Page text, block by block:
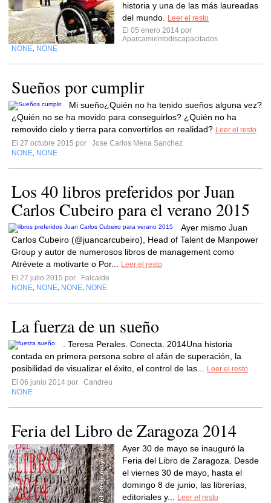
historia y una de las más laureadas
del mundo.
Leer el resto
El 05 enero 2014 por
Aparcamientodiscapacitados
NONE NONE
Sueños por cumplir
Mi sueño¿Quién no ha tenido sueños alguna vez?
¿Quién no se ha movido para conseguirlos? ¿Quién no ha
removido cielo y tierra para convertirlos en realidad? Leer el resto
El 27 octubre 2015 por
Jose Carlos Mena Sanchez
NONE NONE
Los 40 libros preferidos por Juan
Carlos Cubeiro para el verano 2015
Ayer mismo Juan
Carlos Cubeiro (@juancarcubeiro), Head of Talent de Manpower
Group y autor de numerosos libros de management como
Atrévete a motivarte o Por...
Leer el resto
El 27 julio 2015 por
Falcaide
NONE NONE NONE NONE
La fuerza de un sueño
. Teresa Perales. Conecta. 2014Una historia
contada en primera persona sobre el afán de superación, la
posibilidad de visualizar el éxito, el control de las...
Leer el resto
El 06 junio 2014 por
Candreu
NONE
Feria del Libro de Zaragoza 2014
Ayer 30 de mayo se inauguró la
Feria del Libro de Zaragoza. Desde
el viernes 30 de mayo, hasta el
domingo 8 de junio, las librerías,
editoriales y...
Leer el resto